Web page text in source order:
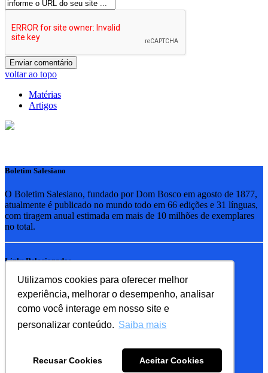
Utilizamos cookies para oferecer melhor
experiência, melhorar o desempenho, analisar
como você interage em nosso site e
personalizar conteúdo. Saiba mais
Recusar Cookies Aceitar Cookies
voltar ao topo
Matérias
Artigos
Boletim Salesiano
O Boletim Salesiano, fundado por Dom Bosco em agosto de 1877,
atualmente é publicado no mundo todo em 66 edições e 31 línguas,
com tiragem anual estimada em mais de 10 milhões de exemplares
no total.
Links Relacionados
RSB - Rede Salesiana Brasil
EDEBE - Editora
UPV - União pela Vida
Familia Salesiana
SDB - Salesianos de Dom Bosco
FMA - Filhas de Maria Auxiliadora